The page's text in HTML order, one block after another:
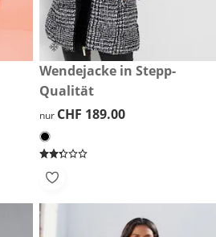
CHF 189.00
Wendejacke in Stepp-
Qualität
CHF 189.00
nur CHF 189.00